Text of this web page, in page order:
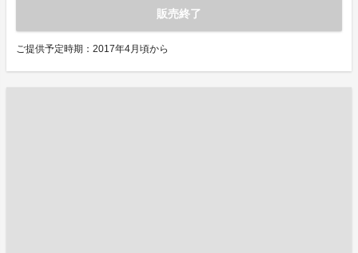
販売終了
ご提供予定時期：2017年4月頃から